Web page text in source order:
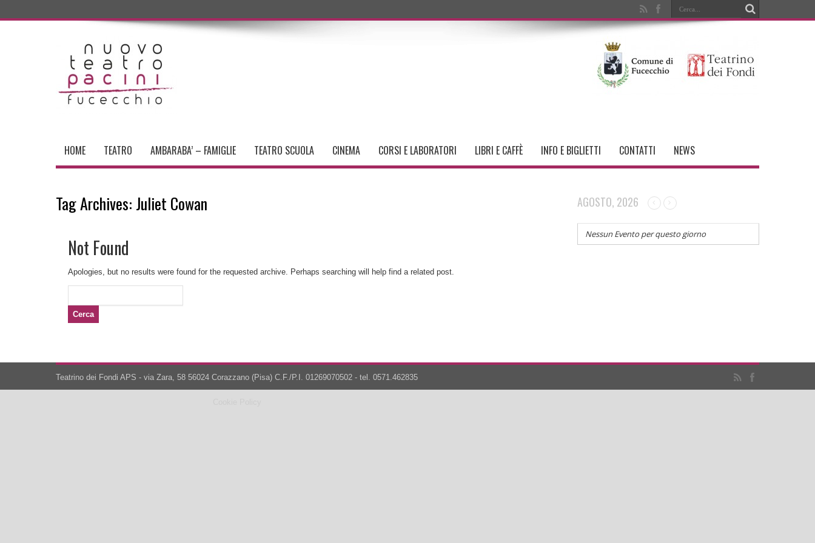
HOME TEATRO AMBARABA’ – FAMIGLIE TEATRO SCUOLA CINEMA CORSI E LABORATORI LIBRI E CAFFÈ INFO E BIGLIETTI CONTATTI NEWS
Tag Archives: Juliet Cowan
Not Found
Apologies, but no results were found for the requested archive. Perhaps searching will help find a related post.
AGOSTO, 2026
Nessun Evento per questo giorno
Teatrino dei Fondi APS - via Zara, 58 56024 Corazzano (Pisa) C.F./P.I. 01269070502 - tel. 0571.462835